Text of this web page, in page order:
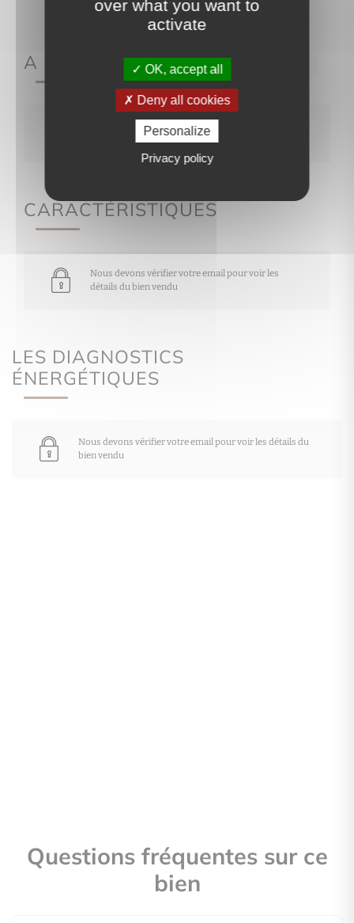
A PROPOS DE
Nous devons vérifier votre email pour voir les
CARACTÉRISTIQUES
Nous devons vérifier votre email pour voir les
détails du bien vendu
LES DIAGNOSTICS
ÉNERGÉTIQUES
Nous devons vérifier votre email pour voir les détails du
bien vendu
Questions fréquentes sur ce
bien
over what you want to
activate
OK, accept all
Deny all cookies
Personalize
Privacy policy